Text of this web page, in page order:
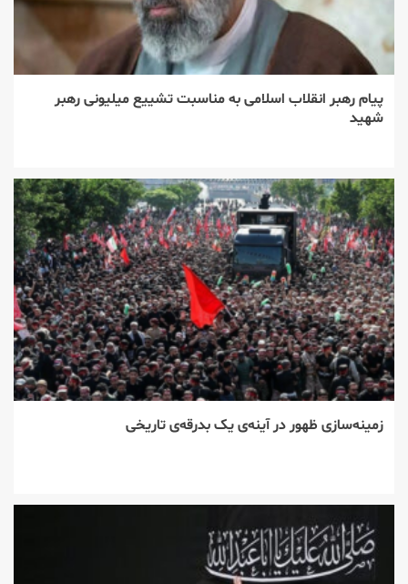
پیام رهبر انقلاب اسلامی به مناسبت تشییع میلیونی رهبر
شهید
زمینه‌سازی ظهور در آینه‌ی یک بدرقه‌ی تاریخی